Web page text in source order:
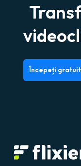
Începeți gratuit